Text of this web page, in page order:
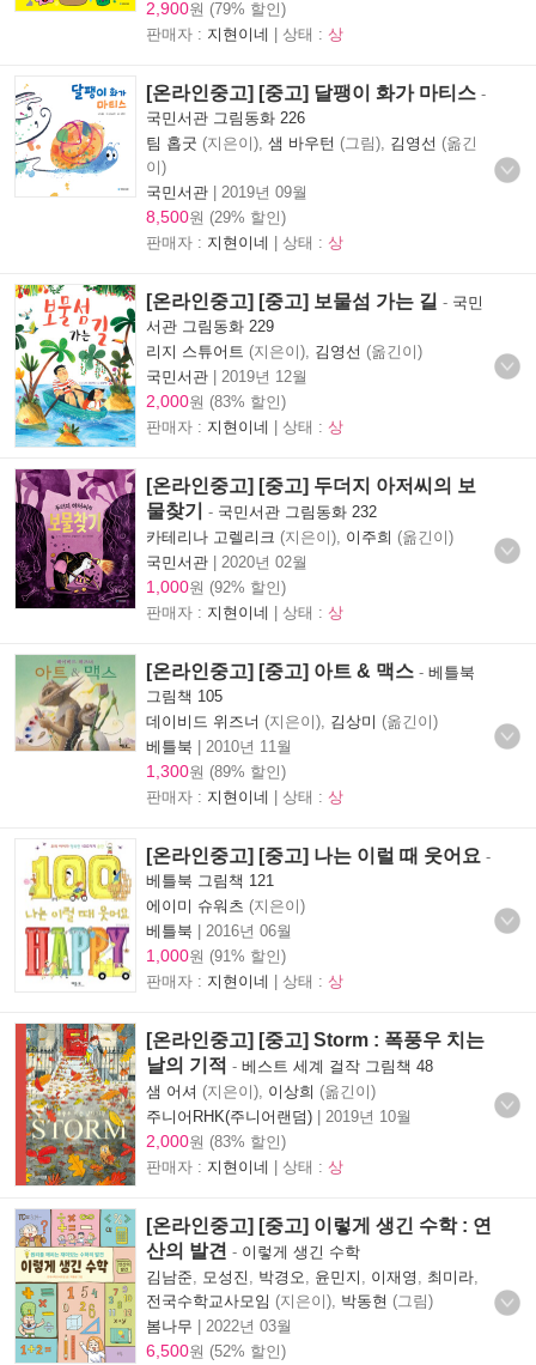
2,900원 (79% 할인)
판매자 : 지현이네 | 상태 : 상
[온라인중고] [중고] 달팽이 화가 마티스 -
국민서관 그림동화 226
팀 홉굿 (지은이), 샘 바우턴 (그림), 김영선 (옮긴
이)
국민서관 | 2019년 09월
8,500원 (29% 할인)
판매자 : 지현이네 | 상태 : 상
[온라인중고] [중고] 보물섬 가는 길 - 국민
서관 그림동화 229
리지 스튜어트 (지은이), 김영선 (옮긴이)
국민서관 | 2019년 12월
2,000원 (83% 할인)
판매자 : 지현이네 | 상태 : 상
[온라인중고] [중고] 두더지 아저씨의 보
물찾기
- 국민서관 그림동화 232
카테리나 고렐리크 (지은이), 이주희 (옮긴이)
국민서관 | 2020년 02월
1,000원 (92% 할인)
판매자 : 지현이네 | 상태 : 상
[온라인중고] [중고] 아트 & 맥스 - 베틀북
그림책 105
데이비드 위즈너 (지은이), 김상미 (옮긴이)
베틀북 | 2010년 11월
1,300원 (89% 할인)
판매자 : 지현이네 | 상태 : 상
[온라인중고] [중고] 나는 이럴 때 웃어요 -
베틀북 그림책 121
에이미 슈워츠 (지은이)
베틀북 | 2016년 06월
1,000원 (91% 할인)
판매자 : 지현이네 | 상태 : 상
[온라인중고] [중고] Storm : 폭풍우 치는
날의 기적 - 베스트 세계 걸작 그림책 48
샘 어셔 (지은이), 이상희 (옮긴이)
주니어RHK(주니어랜덤) | 2019년 10월
2,000원 (83% 할인)
판매자 : 지현이네 | 상태 : 상
[온라인중고] [중고] 이렇게 생긴 수학 : 연
산의 발견 - 이렇게 생긴 수학
김남준
모성진 박경오 윤민지 이재영 최미라
전국수학교사모임 (지은이), 박동현 (그림)
봄나무 | 2022년 03월
6,500원 (52% 할인)